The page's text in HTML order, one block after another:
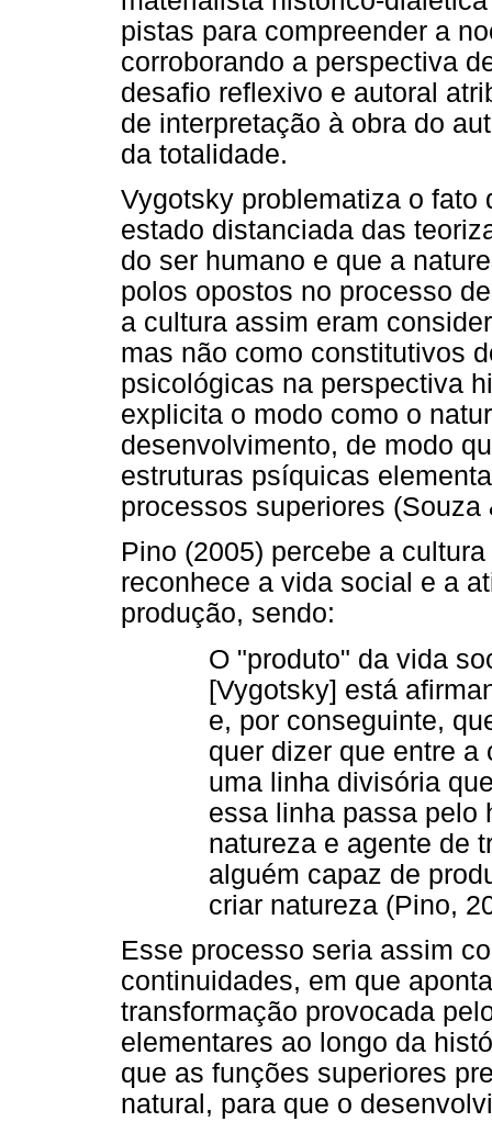
pistas para compreender a
corroborando a perspectiva
desafio reflexivo e autoral
de interpretação à obra do
da totalidade.
Vygotsky problematiza o fato
estado distanciada das
do ser humano e que a
polos opostos no processo
a cultura assim eram
mas não como constitutivos
psicológicas na perspectiva
explicita o modo como o
desenvolvimento, de modo
estruturas psíquicas
processos superiores (Souza
Pino (2005) percebe a
reconhece a vida social e a
produção, sendo:
O "produto" da vida
[Vygotsky] está
e, por conseguinte,
quer dizer que entre
uma linha divisória
essa linha passa pelo
natureza e agente de
alguém capaz de
criar natureza (Pino,
Esse processo seria assim
continuidades, em que
transformação provocada
elementares ao longo da
que as funções superiores
natural, para que o